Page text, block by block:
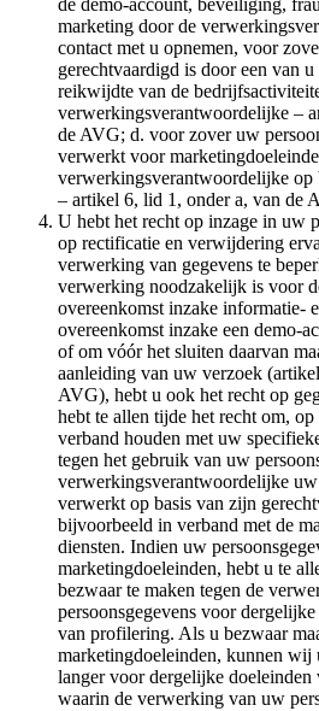
de demo-account, beveiliging,
marketing door de
contact met u opnemen, voor
gerechtvaardigd is door een van
reikwijdte van de
verwerkingsverantwoordelijke –
de AVG; d. voor zover uw
verwerkt voor
verwerkingsverantwoordelijke op
– artikel 6, lid 1, onder a, van de
U hebt het recht op inzage in uw
op rectificatie en verwijdering
verwerking van gegevens te
verwerking noodzakelijk is voor
overeenkomst inzake informatie-
overeenkomst inzake een demo-
of om vóór het sluiten daarvan
aanleiding van uw verzoek
AVG), hebt u ook het recht op
hebt te allen tijde het recht om,
verband houden met uw
tegen het gebruik van uw
verwerkingsverantwoordelijke uw
verwerkt op basis van zijn
bijvoorbeeld in verband met de
diensten. Indien uw
marketingdoeleinden, hebt u te
bezwaar te maken tegen de
persoonsgegevens voor
van profilering. Als u bezwaar
marketingdoeleinden, kunnen wij
langer voor dergelijke
waarin de verwerking van uw